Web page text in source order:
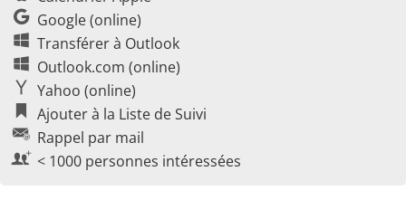
Google (online)
Transférer à Outlook
Outlook.com (online)
Yahoo (online)
Ajouter à la Liste de Suivi
Rappel par mail
< 1000 personnes intéressées